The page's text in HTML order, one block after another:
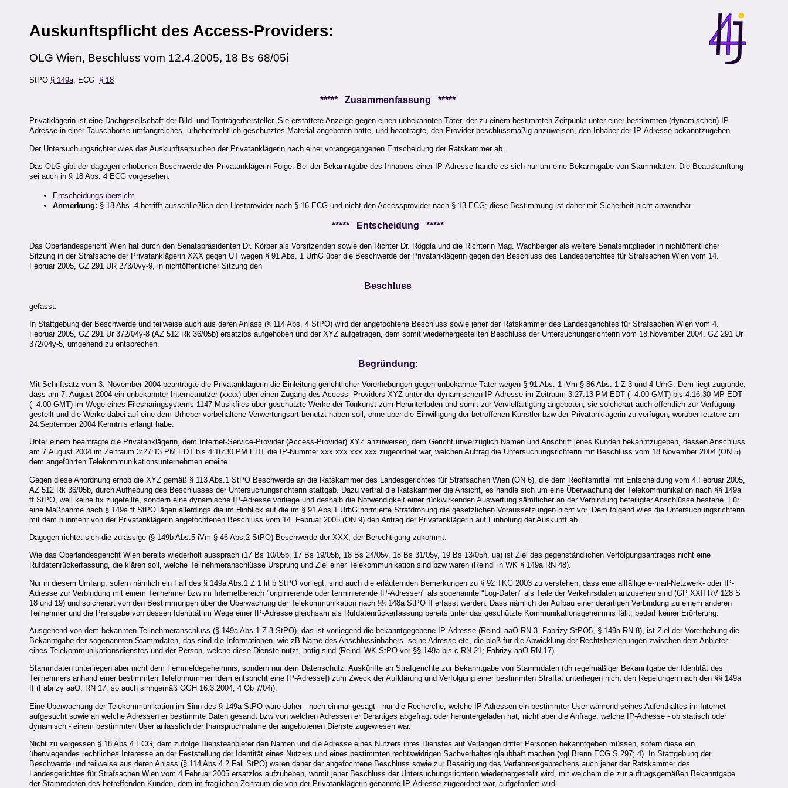
Auskunftspflicht des Access-Providers:
OLG Wien, Beschluss vom 12.4.2005, 18 Bs 68/05i
StPO § 149a, ECG § 18
***** Zusammenfassung *****
Privatklägerin ist eine Dachgesellschaft der Bild- und Tonträgerhersteller. Sie erstattete Anzeige gegen einen unbekannten Täter, der zu einem bestimmten Zeitpunkt unter einer bestimmten (dynamischen) IP-
Adresse in einer Tauschbörse umfangreiches, urheberrechtlich geschütztes Material angeboten hatte, und beantragte, den Provider beschlussmäßig anzuweisen, den Inhaber der IP-Adresse bekanntzugeben.
Der Untersuchungsrichter wies das Auskunftsersuchen der Privatanklägerin nach einer vorangegangenen Entscheidung der Ratskammer ab.
Das OLG gibt der dagegen erhobenen Beschwerde der Privatanklägerin Folge. Bei der Bekanntgabe des Inhabers einer IP-Adresse handle es sich nur um eine Bekanntgabe von Stammdaten. Die Beauskunftung
sei auch in § 18 Abs. 4 ECG vorgesehen.
Entscheidungsübersicht
Anmerkung: § 18 Abs. 4 betrifft ausschließlich den Hostprovider nach § 16 ECG und nicht den Accessprovider nach § 13 ECG; diese Bestimmung ist daher mit Sicherheit nicht anwendbar.
***** Entscheidung *****
Das Oberlandesgericht Wien hat durch den Senatspräsidenten Dr. Körber als Vorsitzenden sowie den Richter Dr. Röggla und die Richterin Mag. Wachberger als weitere Senatsmitglieder in nichtöffentlicher
Sitzung in der Strafsache der Privatanklägerin XXX gegen UT wegen § 91 Abs. 1 UrhG über die Beschwerde der Privatanklägerin gegen den Beschluss des Landesgerichtes für Strafsachen Wien vom 14.
Februar 2005, GZ 291 UR 273/0vy-9, in nichtöffentlicher Sitzung den
Beschluss
gefasst:
In Stattgebung der Beschwerde und teilweise auch aus deren Anlass (§ 114 Abs. 4 StPO) wird der angefochtene Beschluss sowie jener der Ratskammer des Landesgerichtes für Strafsachen Wien vom 4.
Februar 2005, GZ 291 Ur 372/04y-8 (AZ 512 Rk 36/05b) ersatzlos aufgehoben und der XYZ aufgetragen, dem somit wiederhergestellten Beschluss der Untersuchungsrichterin vom 18.November 2004, GZ 291 Ur
372/04y-5, umgehend zu entsprechen.
Begründung:
Mit Schriftsatz vom 3. November 2004 beantragte die Privatanklägerin die Einleitung gerichtlicher Vorerhebungen gegen unbekannte Täter wegen § 91 Abs. 1 iVm § 86 Abs. 1 Z 3 und 4 UrhG. Dem liegt zugrunde,
dass am 7. August 2004 ein unbekannter Internetnutzer (xxxx) über einen Zugang des Access- Providers XYZ unter der dynamischen IP-Adresse im Zeitraum 3:27:13 PM EDT (- 4:00 GMT) bis 4:16:30 MP EDT
(- 4:00 GMT) im Wege eines Filesharingsystems 1147 Musikfiles über geschützte Werke der Tonkunst zum Herunterladen und somit zur Vervielfältigung angeboten, sie solcherart auch öffentlich zur Verfügung
gestellt und die Werke dabei auf eine dem Urheber vorbehaltene Verwertungsart benutzt haben soll, ohne über die Einwilligung der betroffenen Künstler bzw der Privatanklägerin zu verfügen, worüber letztere am
24.September 2004 Kenntnis erlangt habe.
Unter einem beantragte die Privatanklägerin, dem Internet-Service-Provider (Access-Provider) XYZ anzuweisen, dem Gericht unverzüglich Namen und Anschrift jenes Kunden bekanntzugeben, dessen Anschluss
am 7.August 2004 im Zeitraum 3:27:13 PM EDT bis 4:16:30 PM EDT die IP-Nummer xxx.xxx.xxx.xxx zugeordnet war, welchen Auftrag die Untersuchungsrichterin mit Beschluss vom 18.November 2004 (ON 5)
dem angeführten Telekommunikationsunternehmen erteilte.
Gegen diese Anordnung erhob die XYZ gemäß § 113 Abs.1 StPO Beschwerde an die Ratskammer des Landesgerichtes für Strafsachen Wien (ON 6), die dem Rechtsmittel mit Entscheidung vom 4.Februar 2005,
AZ 512 Rk 36/05b, durch Aufhebung des Beschlusses der Untersuchungsrichterin stattgab. Dazu vertrat die Ratskammer die Ansicht, es handle sich um eine Überwachung der Telekommunikation nach §§ 149a
ff StPO, weil keine fix zugeteilte, sondern eine dynamische IP-Adresse vorliege und deshalb die Notwendigkeit einer rückwirkenden Auswertung sämtlicher an der Verbindung beteiligter Anschlüsse bestehe. Für
eine Maßnahme nach § 149a ff StPO lägen allerdings die im Hinblick auf die im § 91 Abs.1 UrhG normierte Strafdrohung die gesetzlichen Voraussetzungen nicht vor. Dem folgend wies die Untersuchungsrichterin
mit dem nunmehr von der Privatanklägerin angefochtenen Beschluss vom 14. Februar 2005 (ON 9) den Antrag der Privatanklägerin auf Einholung der Auskunft ab.
Dagegen richtet sich die zulässige (§ 149b Abs.5 iVm § 46 Abs.2 StPO) Beschwerde der XXX, der Berechtigung zukommt.
Wie das Oberlandesgericht Wien bereits wiederholt aussprach (17 Bs 10/05b, 17 Bs 19/05b, 18 Bs 24/05v, 18 Bs 31/05y, 19 Bs 13/05h, ua) ist Ziel des gegenständlichen Verfolgungsantrages nicht eine
Rufdatenrückerfassung, die klären soll, welche Teilnehmeranschlüsse Ursprung und Ziel einer Telekommunikation sind bzw waren (Reindl in WK § 149a RN 48).
Nur in diesem Umfang, sofern nämlich ein Fall des § 149a Abs.1 Z 1 lit b StPO vorliegt, sind auch die erläuternden Bemerkungen zu § 92 TKG 2003 zu verstehen, dass eine allfällige e-mail-Netzwerk- oder IP-
Adresse zur Verbindung mit einem Teilnehmer bzw im Internetbereich "originierende oder terminierende IP-Adressen" als sogenannte "Log-Daten" als Teile der Verkehrsdaten anzusehen sind (GP XXII RV 128 S
18 und 19) und solcherart von den Bestimmungen über die Überwachung der Telekommunikation nach §§ 148a StPO ff erfasst werden. Dass nämlich der Aufbau einer derartigen Verbindung zu einem anderen
Teilnehmer und die Preisgabe von dessen Identität im Wege einer IP-Adresse gleichsam als Rufdatenrückerfassung bereits unter das geschützte Kommunikationsgeheimnis fällt, bedarf keiner Erörterung.
Ausgehend von dem bekannten Teilnehmeranschluss (§ 149a Abs.1 Z 3 StPO), das ist vorliegend die bekanntgegebene IP-Adresse (Reindl aaO RN 3, Fabrizy StPO5, § 149a RN 8), ist Ziel der Vorerhebung die
Bekanntgabe der sogenannten Stammdaten, das sind die Informationen, wie zB Name des Anschlussinhabers, seine Adresse etc, die bloß für die Abwicklung der Rechtsbeziehungen zwischen dem Anbieter
eines Telekommunikationsdienstes und der Person, welche diese Dienste nutzt, nötig sind (Reindl WK StPO vor §§ 149a bis c RN 21; Fabrizy aaO RN 17).
Stammdaten unterliegen aber nicht dem Fernmeldegeheimnis, sondern nur dem Datenschutz. Auskünfte an Strafgerichte zur Bekanntgabe von Stammdaten (dh regelmäßiger Bekanntgabe der Identität des
Teilnehmers anhand einer bestimmten Telefonnummer [dem entspricht eine IP-Adresse]) zum Zweck der Aufklärung und Verfolgung einer bestimmten Straftat unterliegen nicht den Regelungen nach den §§ 149a
ff (Fabrizy aaO, RN 17, so auch sinngemäß OGH 16.3.2004, 4 Ob 7/04i).
Eine Überwachung der Telekommunikation im Sinn des § 149a StPO wäre daher - noch einmal gesagt - nur die Recherche, welche IP-Adressen ein bestimmter User während seines Aufenthaltes im Internet
aufgesucht sowie an welche Adressen er bestimmte Daten gesandt bzw von welchen Adressen er Derartiges abgefragt oder heruntergeladen hat, nicht aber die Anfrage, welche IP-Adresse - ob statisch oder
dynamisch - einem bestimmten User anlässlich der Inanspruchnahme der angebotenen Dienste zugewiesen war.
Nicht zu vergessen § 18 Abs.4 ECG, dem zufolge Diensteanbieter den Namen und die Adresse eines Nutzers ihres Dienstes auf Verlangen dritter Personen bekanntgeben müssen, sofern diese ein
überwiegendes rechtliches Interesse an der Feststellung der Identität eines Nutzers und eines bestimmten rechtswidrigen Sachverhaltes glaubhaft machen (vgl Brenn ECG S 297; 4). In Stattgebung der
Beschwerde und teilweise aus deren Anlass (§ 114 Abs.4 2.Fall StPO) waren daher der angefochtene Beschluss sowie zur Beseitigung des Verfahrensgebrechens auch jener der Ratskammer des
Landesgerichtes für Strafsachen Wien vom 4.Februar 2005 ersatzlos aufzuheben, womit jener Beschluss der Untersuchungsrichterin wiederhergestellt wird, mit welchem die zur auftragsgemäßen Bekanntgabe
der Stammdaten des betreffenden Kunden, dem im fraglichen Zeitraum die von der Privatanklägerin genannte IP-Adresse zugeordnet war, aufgefordert wird.